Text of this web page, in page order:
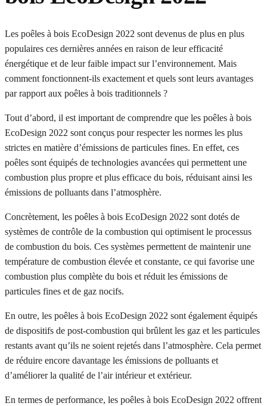
Les poêles à bois EcoDesign 2022 sont devenus de plus en plus
populaires ces dernières années en raison de leur efficacité
énergétique et de leur faible impact sur l’environnement. Mais
comment fonctionnent-ils exactement et quels sont leurs avantages
par rapport aux poêles à bois traditionnels ?
Tout d’abord, il est important de comprendre que les poêles à bois
EcoDesign 2022 sont conçus pour respecter les normes les plus
strictes en matière d’émissions de particules fines. En effet, ces
poêles sont équipés de technologies avancées qui permettent une
combustion plus propre et plus efficace du bois, réduisant ainsi les
émissions de polluants dans l’atmosphère.
Concrètement, les poêles à bois EcoDesign 2022 sont dotés de
systèmes de contrôle de la combustion qui optimisent le processus
de combustion du bois. Ces systèmes permettent de maintenir une
température de combustion élevée et constante, ce qui favorise une
combustion plus complète du bois et réduit les émissions de
particules fines et de gaz nocifs.
En outre, les poêles à bois EcoDesign 2022 sont également équipés
de dispositifs de post-combustion qui brûlent les gaz et les particules
restants avant qu’ils ne soient rejetés dans l’atmosphère. Cela permet
de réduire encore davantage les émissions de polluants et
d’améliorer la qualité de l’air intérieur et extérieur.
En termes de performance, les poêles à bois EcoDesign 2022 offrent